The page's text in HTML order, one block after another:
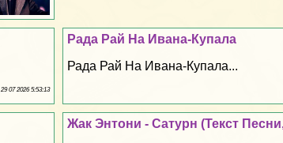
Рада Рай На Ивана-Купала
Рада Рай На Ивана-Купала...
29 07 2026 5:53:13
Жак Энтони - Сатурн (Текст